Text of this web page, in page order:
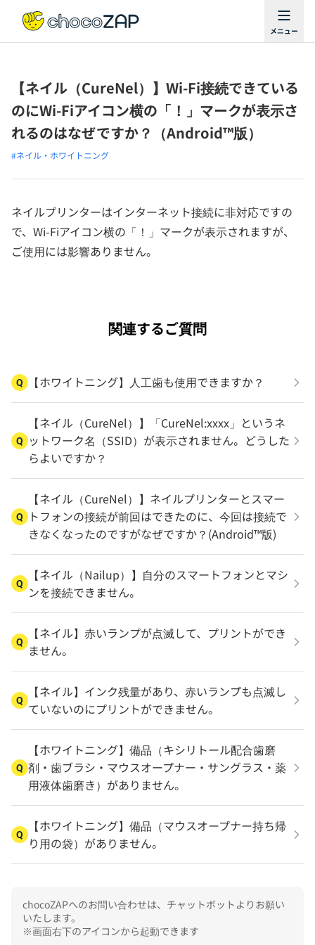
【ネイル（CureNel）】Wi-Fi接続できている
のにWi-Fiアイコン横の「！」マークが表示さ
れるのはなぜですか？（Android™版）
#ネイル・ホワイトニング
ネイルプリンターはインターネット接続に非対応ですの
で、Wi-Fiアイコン横の「！」マークが表示されますが、
ご使用には影響ありません。
関連するご質問
Q 【ホワイトニング】人工歯も使用できますか？
Q
【ネイル（CureNel）】「CureNel:xxxx」というネ
ットワーク名（SSID）が表示されません。どうした
らよいですか？
Q
【ネイル（CureNel）】ネイルプリンターとスマー
トフォンの接続が前回はできたのに、今回は接続で
きなくなったのですがなぜですか？(Android™版)
Q
【ネイル（Nailup）】自分のスマートフォンとマシ
ンを接続できません。
Q
【ネイル】赤いランプが点滅して、プリントができ
ません。
Q
【ネイル】インク残量があり、赤いランプも点滅し
ていないのにプリントができません。
Q
【ホワイトニング】備品（キシリトール配合歯磨
剤・歯ブラシ・マウスオープナー・サングラス・薬
用液体歯磨き）がありません。
Q
【ホワイトニング】備品（マウスオープナー持ち帰
り用の袋）がありません。
chocoZAPへのお問い合わせは、チャットボットよりお願い
いたします。
※画面右下のアイコンから起動できます